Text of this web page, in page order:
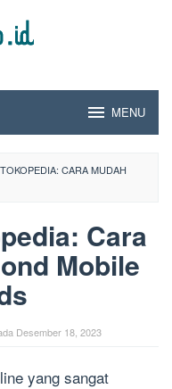
MENU
CARA MUDAH
Cara
Mobile
Desember 18, 2023
yang sangat